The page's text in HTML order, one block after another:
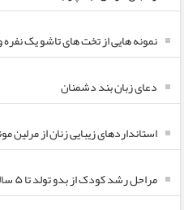
نمونه هایی از تخت های تاشو یک نفره
دعای زبان بند دشمنان
استانداردهای زیبایی زنان از مرلین
مراحل رشد کودک از بدو تولد تا ۵ سالگی